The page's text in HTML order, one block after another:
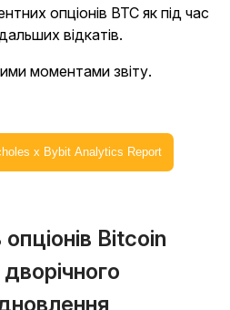
опціонів BTC як під час
відкатів.
моментами звіту.
x Bybit Analytics Report
Bitcoin